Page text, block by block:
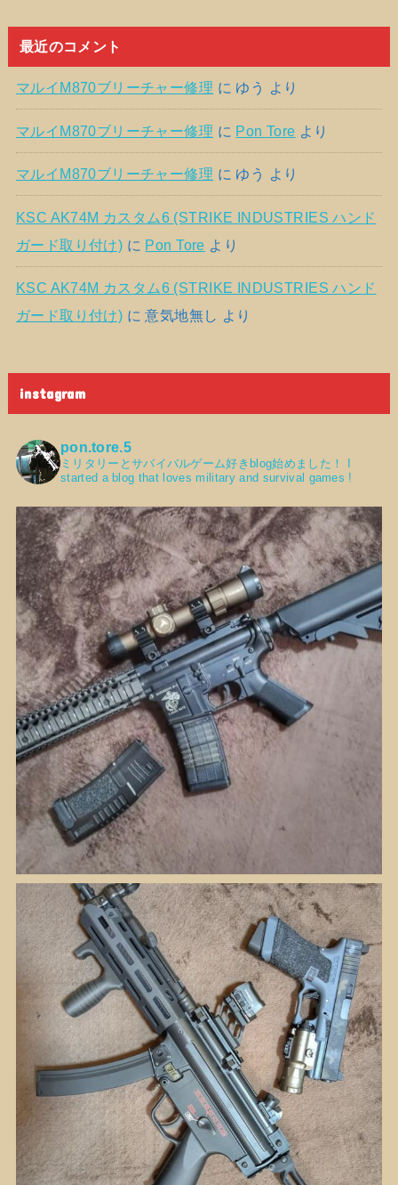
最近のコメント
マルイM870ブリーチャー修理 に ゆう より
マルイM870ブリーチャー修理 に Pon Tore より
マルイM870ブリーチャー修理 に ゆう より
KSC AK74M カスタム6 (STRIKE INDUSTRIES ハンド
ガード取り付け) に Pon Tore より
KSC AK74M カスタム6 (STRIKE INDUSTRIES ハンド
ガード取り付け) に意気地無し より
instagram
pon.tore.5
ミリタリーとサバイバルゲーム好きblog始めました！
started a blog that loves military and survival games !